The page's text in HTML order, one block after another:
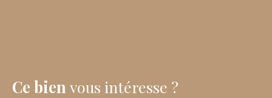
Ce bien vous intéresse ?